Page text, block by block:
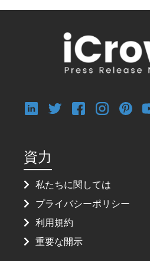
資力
私たちに関しては
プライバシーポリシー
利用規約
重要な開示